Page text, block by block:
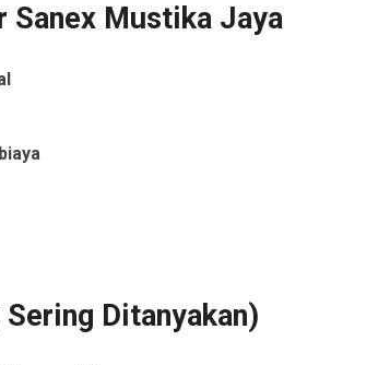
Sanex Mustika Jaya
Sering Ditanyakan)